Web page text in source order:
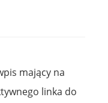
mający na
linka do